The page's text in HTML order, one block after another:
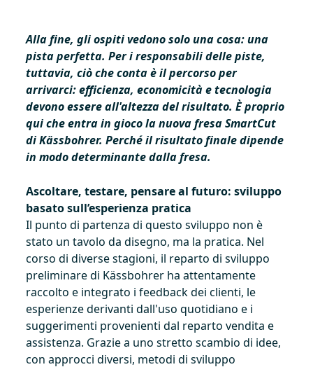
Alla fine, gli ospiti vedono solo una cosa: una
pista perfetta. Per i responsabili delle piste,
tuttavia, ciò che conta è il percorso per
arrivarci: efficienza, economicità e tecnologia
devono essere all'altezza del risultato. È proprio
qui che entra in gioco la nuova fresa SmartCut
di Kässbohrer. Perché il risultato finale dipende
in modo determinante dalla fresa.
Ascoltare, testare, pensare al futuro: sviluppo
basato sull’esperienza pratica
Il punto di partenza di questo sviluppo non è
stato un tavolo da disegno, ma la pratica. Nel
corso di diverse stagioni, il reparto di sviluppo
preliminare di Kässbohrer ha attentamente
raccolto e integrato i feedback dei clienti, le
esperienze derivanti dall'uso quotidiano e i
suggerimenti provenienti dal reparto vendita e
assistenza. Grazie a uno stretto scambio di idee,
con approcci diversi, metodi di sviluppo